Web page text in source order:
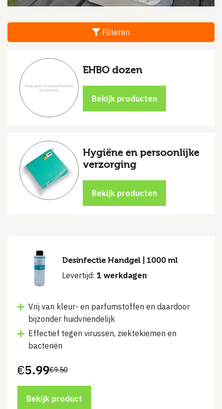
Filteren
EHBO dozen
Hygiëne en persoonlijke
verzorging
Desinfectie Handgel | 1000 ml
Levertijd: 1 werkdagen
Vrij van kleur- en parfumstoffen en daardoor
bijzonder huidvriendelijk
Effectief tegen virussen, ziektekiemen en
bacteriën
€9.50
Oorspronkelijke
was:
€9.50.
€5.99
Huidige
is:
€5.99.
Bekijk product